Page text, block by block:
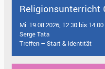
Religionsunterricht
Mi. 19.08.2026, 12.30 bis
Serge Tata
Treffen – Start & Identität